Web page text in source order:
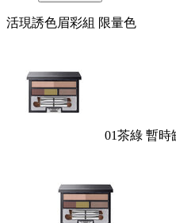
活現誘色眉彩組 限量色
01茶綠 暫時